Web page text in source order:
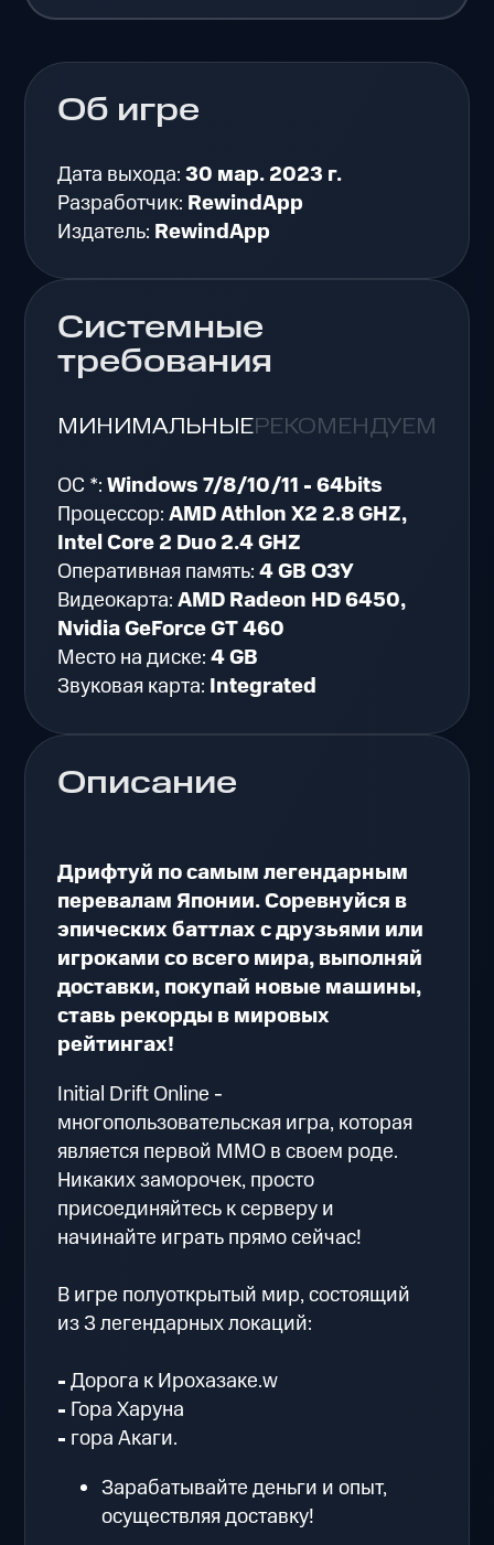
Описание
Дрифтуй по самым легендарным
перевалам Японии. Соревнуйся в
эпических баттлах с друзьями или
игроками со всего мира, выполняй
доставки, покупай новые машины,
ставь рекорды в мировых
рейтингах!
Initial Drift Online -
многопользовательская игра, которая
является первой MMO в своем роде.
Никаких заморочек, просто
присоединяйтесь к серверу и
начинайте играть прямо сейчас!
В игре полуоткрытый мир, состоящий
из 3 легендарных локаций:
-Дорога к Ирохазаке.w
- Гора Харуна
- гора Акаги.
Зарабатывайте деньги и опыт,
осуществляя доставку!
Об игре
Дата выхода:30 мар. 2023 г.
Разработчик: RewindApp
Издатель: RewindApp
Системные
требования
МИНИМАЛЬНЫЕРЕКОМЕНДУЕМЫЕ
ОС *:Windows 7/8/10/11 - 64bits
Процессор:AMD Athlon X2 2.8 GHZ,
Intel Core 2 Duo 2.4 GHZ
Оперативная память:4 GB ОЗУ
Видеокарта:AMD Radeon HD 6450,
Nvidia GeForce GT 460
Место на диске:4 GB
Звуковая карта: Integrated